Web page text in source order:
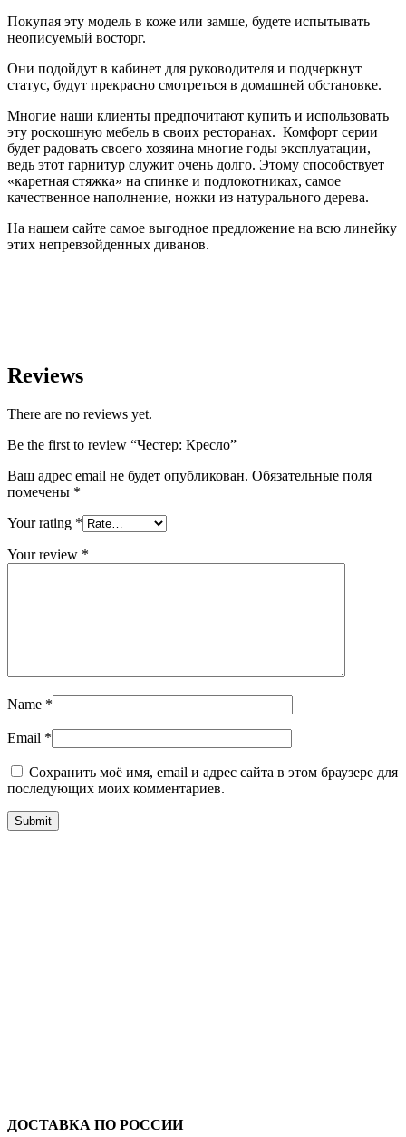
Покупая эту модель в коже или замше, будете испытывать
неописуемый восторг.
Они подойдут в кабинет для руководителя и подчеркнут
статус, будут прекрасно смотреться в домашней обстановке.
Многие наши клиенты предпочитают купить и использовать
эту роскошную мебель в своих ресторанах. Комфорт серии
будет радовать своего хозяина многие годы эксплуатации,
ведь этот гарнитур служит очень долго. Этому способствует
«каретная стяжка» на спинке и подлокотниках, самое
качественное наполнение, ножки из натурального дерева.
На нашем сайте самое выгодное предложение на всю линейку
этих непревзойденных диванов.
Reviews
There are no reviews yet.
Be the first to review “Честер: Кресло”
Ваш адрес email не будет опубликован. Обязательные поля
помечены *
Your rating *
Your review *
Name *
Email *
Сохранить моё имя, email и адрес сайта в этом браузере для
последующих моих комментариев.
ДОСТАВКА ПО РОССИИ